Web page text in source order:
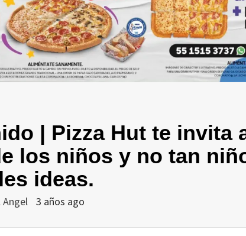
| Pizza Hut te invita
los niños y no tan
ideas.
Angel 3 años ago